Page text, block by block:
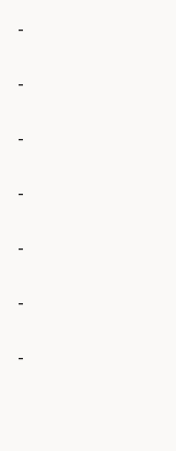
-
-
-
-
-
-
-